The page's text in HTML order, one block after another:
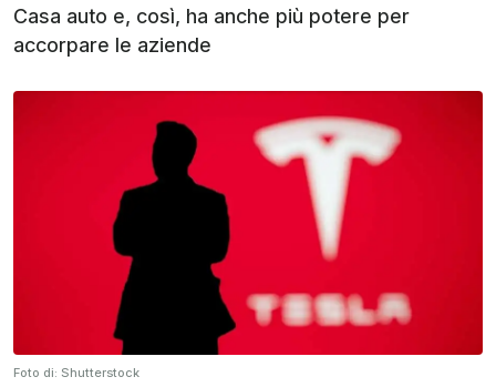
Casa auto e, così, ha anche più potere per
accorpare le aziende
Foto di: Shutterstock